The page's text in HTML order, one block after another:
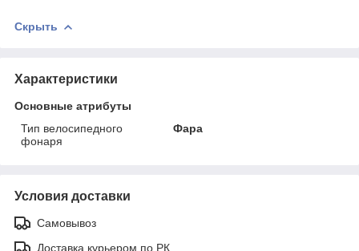
Скрыть
Характеристики
Основные атрибуты
Тип велосипедного
фонаря
Фара
Условия доставки
Самовывоз
Доставка курьером по РК